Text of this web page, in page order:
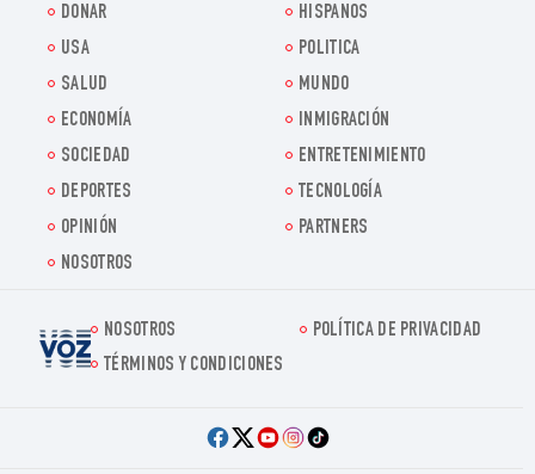
DONAR
HISPANOS
USA
POLITICA
SALUD
MUNDO
ECONOMÍA
INMIGRACIÓN
SOCIEDAD
ENTRETENIMIENTO
DEPORTES
TECNOLOGÍA
OPINIÓN
PARTNERS
NOSOTROS
Voz.us
NOSOTROS
POLÍTICA DE PRIVACIDAD
TÉRMINOS Y CONDICIONES